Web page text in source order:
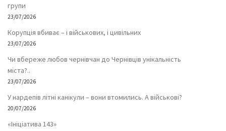
групи
23/07/2026
Корупція вбиває – і військових, і цивільних
23/07/2026
Чи вбереже любов чернівчан до Чернівців унікальність
міста?..
23/07/2026
У нардепів літні канікули – вони втомились. А військові?
20/07/2026
«Ініціатива 143»